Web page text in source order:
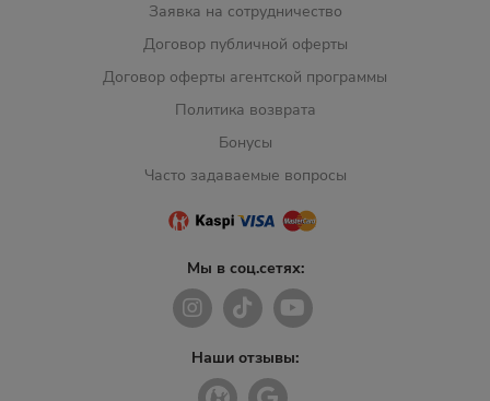
Заявка на сотрудничество
Договор публичной оферты
Договор оферты агентской программы
Политика возврата
Бонусы
Часто задаваемые вопросы
Мы в соц.сетях:
Наши отзывы: